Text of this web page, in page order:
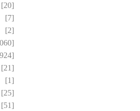
[20]
[7]
[2]
[21]
[1]
[25]
[51]